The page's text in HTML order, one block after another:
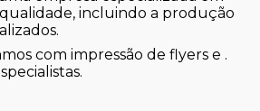
incluindo a produção
com impressão de flyers e .